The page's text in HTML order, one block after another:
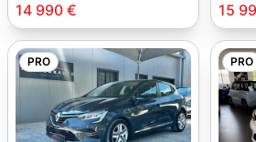
14 990 € 15
PRO PRO